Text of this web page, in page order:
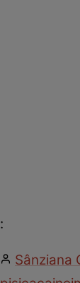
:
Sânziana